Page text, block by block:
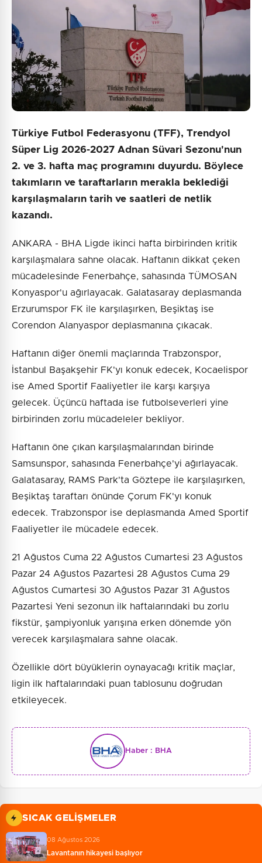
Türkiye Futbol Federasyonu (TFF), Trendyol
Süper Lig 2026-2027 Adnan Süvari Sezonu'nun
2. ve 3. hafta maç programını duyurdu. Böylece
takımların ve taraftarların merakla beklediği
karşılaşmaların tarih ve saatleri de netlik
kazandı.
ANKARA - BHA Ligde ikinci hafta birbirinden kritik
karşılaşmalara sahne olacak. Haftanın dikkat çeken
mücadelesinde Fenerbahçe, sahasında TÜMOSAN
Konyaspor'u ağırlayacak. Galatasaray deplasmanda
Erzurumspor FK ile karşılaşırken, Beşiktaş ise
Corendon Alanyaspor deplasmanına çıkacak.
Haftanın diğer önemli maçlarında Trabzonspor,
İstanbul Başakşehir FK'yı konuk edecek, Kocaelispor
ise Amed Sportif Faaliyetler ile karşı karşıya
gelecek. Üçüncü haftada ise futbolseverleri yine
birbirinden zorlu mücadeleler bekliyor.
Haftanın öne çıkan karşılaşmalarından birinde
Samsunspor, sahasında Fenerbahçe'yi ağırlayacak.
Galatasaray, RAMS Park'ta Göztepe ile karşılaşırken,
Beşiktaş taraftarı önünde Çorum FK'yı konuk
edecek. Trabzonspor ise deplasmanda Amed Sportif
Faaliyetler ile mücadele edecek.
21 Ağustos Cuma 22 Ağustos Cumartesi 23 Ağustos
Pazar 24 Ağustos Pazartesi 28 Ağustos Cuma 29
Ağustos Cumartesi 30 Ağustos Pazar 31 Ağustos
Pazartesi Yeni sezonun ilk haftalarındaki bu zorlu
fikstür, şampiyonluk yarışına erken dönemde yön
verecek karşılaşmalara sahne olacak.
Özellikle dört büyüklerin oynayacağı kritik maçlar,
ligin ilk haftalarındaki puan tablosunu doğrudan
etkileyecek.
Haber : BHA
SICAK GELIŞMELER
08 Ağustos 2026
Lavantanın hikayesi başlıyor